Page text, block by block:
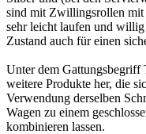
sind mit Zwillingsrollen mit
sehr leicht laufen und willig
Zustand auch für einen
Unter dem Gattungsbegriff
weitere Produkte her, die
Verwendung derselben
Wagen zu einem
kombinieren lassen.